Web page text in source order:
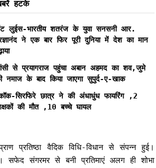
हटके
लुईस-भारतीय शतरंज के युवा सनसनी आर.
ने एक बार फिर पूरी दुनिया में देश का मान
से प्रयागराज पहुंचा अबान अहमद का शव,जुमे
नमाज के बाद किया जाएगा सुपुर्द-ए-खाक
सिरफिरे छात्र ने की अंधाधुंध फायरिंग ,2
की मौत ,10 बच्चे घायल
प्रतिष्ठा वैदिक विधि-विधान से संपन्न हुई।
सफेद संगरमर से बनी प्रतिमाएं अलग ही शोभा